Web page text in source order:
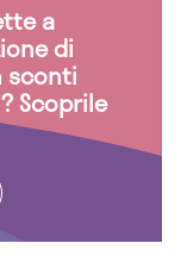
a
di
sconti
Scoprile